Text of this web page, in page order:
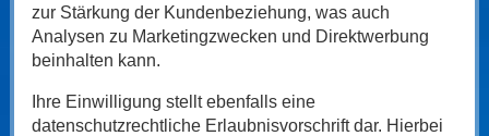
zur Stärkung der Kundenbeziehung, was auch
Analysen zu Marketingzwecken und Direktwerbung
beinhalten kann.
Ihre Einwilligung stellt ebenfalls eine
datenschutzrechtliche Erlaubnisvorschrift dar. Hierbei